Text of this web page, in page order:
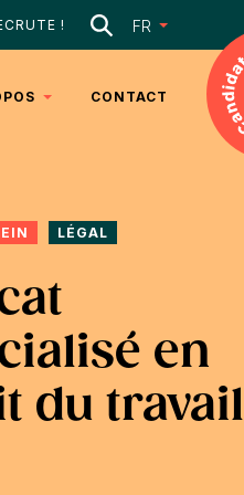
! Rechercher
FR
CONTACT
en
du travail
LÉGAL